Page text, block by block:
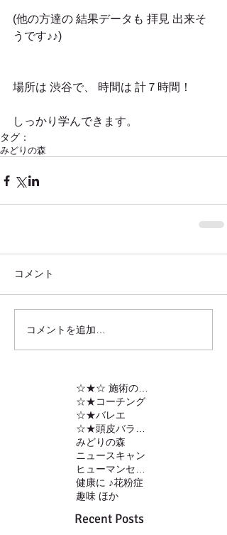
(他の方達の 結果データも 拝見 出来そ
うです♪♪)
場所は 渋谷で、 時間は 計７時間！
しっかり学んできます。
タグ：
みどりの森
コメント
コメントを追加…
☆★コーチング
☆★バレエ
みどりの森
ニュースキャン
健康に ♪花粉症
趣味 ほか
Recent Posts